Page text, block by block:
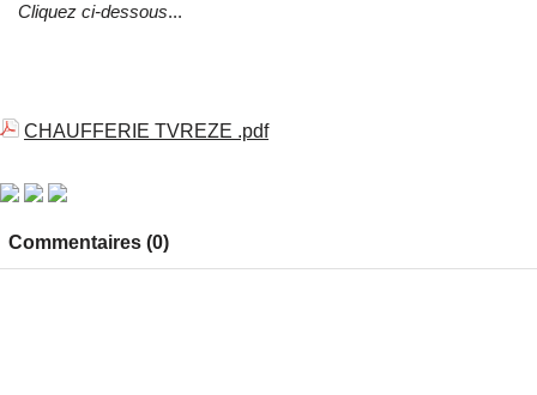
Cliquez ci-dessous...
CHAUFFERIE TVREZE .pdf
Commentaires (0)